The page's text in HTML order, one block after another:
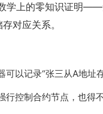
学上的零知识证明——
对应关系。
可以记录“张三从A地址
行控制合约节点，也得